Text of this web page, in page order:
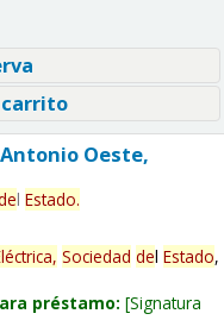
Oeste,
l Estado.
Sociedad del Estado,
préstamo: Signatura